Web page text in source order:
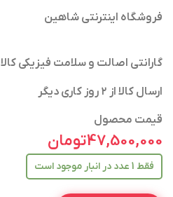
فروشگاه اینترنتی شاهین
گارانتی اصالت و سلامت فیزیکی کالا
ارسال کالا از ۲ روز کاری دیگر
قیمت محصول
47,500,000تومان
فقط 1 عدد در انبار موجود است